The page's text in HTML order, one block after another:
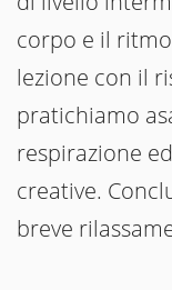
corpo e il
lezione con il
pratichiamo
respirazione
creative.
breve